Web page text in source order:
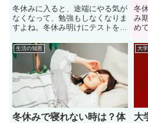
冬休みに入ると、途端にやる気が
なくなって、勉強もしなくなりま
すよね。冬休み明けにテストをす
受験を控えているのだが、全く勉
強する気が起きないし、集中力が
続かないことに悩んでいる受験生
も多い。では、冬休みに勉強でき
ないときはどうすれば良いか？対
処法について紹介しています。
冬
み
め
戻
い
リ
決
髪
リ
生活の知恵
冬休みで寝れない時は？体
大
大